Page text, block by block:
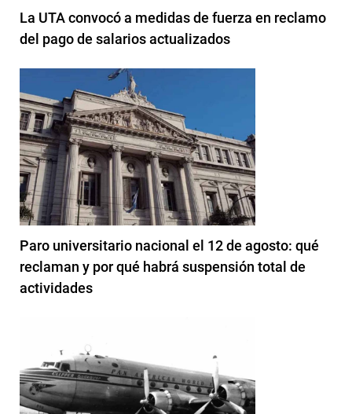
La UTA convocó a medidas de fuerza en reclamo
del pago de salarios actualizados
Paro universitario nacional el 12 de agosto: qué
reclaman y por qué habrá suspensión total de
actividades